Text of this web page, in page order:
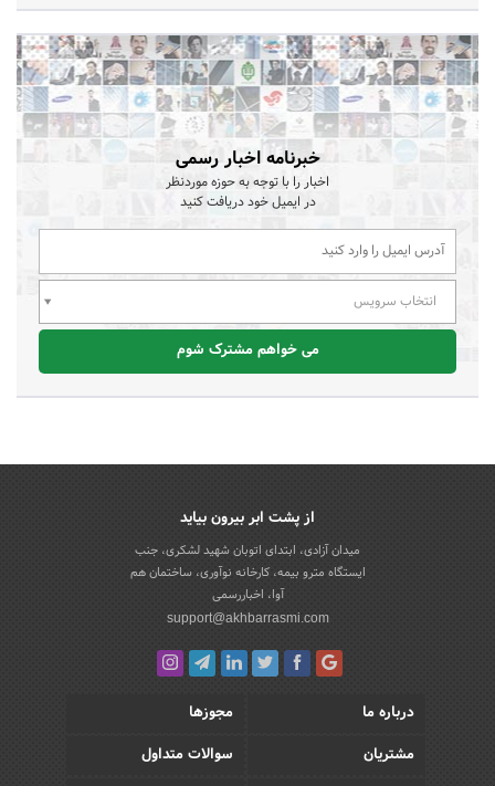
خبرنامه اخبار رسمی
اخبار را با توجه به حوزه موردنظر
در ایمیل خود دریافت کنید
انتخاب سرویس
می خواهم مشترک شوم
از پشت ابر بیرون بیاید
میدان آزادی، ابتدای اتوبان شهید لشکری، جنب
ایستگاه مترو بیمه، کارخانه نوآوری، ساختمان هم
آوا، اخباررسمی
support@akhbarrasmi.com
درباره ما
مجوزها
مشتریان
سوالات متداول